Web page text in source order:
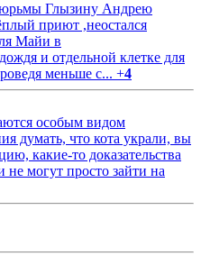
Глызину Андрею
приют ,неостался
Майи в
и отдельной клетке для
меньше с... +4
особым видом
думать, что кота украли, вы
какие-то доказательства
могут просто зайти на